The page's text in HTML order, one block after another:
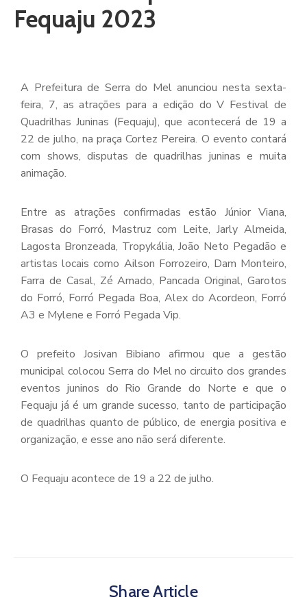
Fequaju 2023
A Prefeitura de Serra do Mel anunciou nesta sexta-
feira, 7, as atrações para a edição do V Festival de
Quadrilhas Juninas (Fequaju), que acontecerá de 19 a
22 de julho, na praça Cortez Pereira. O evento contará
com shows, disputas de quadrilhas juninas e muita
animação.
Entre as atrações confirmadas estão Júnior Viana,
Brasas do Forró, Mastruz com Leite, Jarly Almeida,
Lagosta Bronzeada, Tropykália, João Neto Pegadão e
artistas locais como Ailson Forrozeiro, Dam Monteiro,
Farra de Casal, Zé Amado, Pancada Original, Garotos
do Forró, Forró Pegada Boa, Alex do Acordeon, Forró
A3 e Mylene e Forró Pegada Vip.
O prefeito Josivan Bibiano afirmou que a gestão
municipal colocou Serra do Mel no circuito dos grandes
eventos juninos do Rio Grande do Norte e que o
Fequaju já é um grande sucesso, tanto de participação
de quadrilhas quanto de público, de energia positiva e
organização, e esse ano não será diferente.
O Fequaju acontece de 19 a 22 de julho.
Share Article